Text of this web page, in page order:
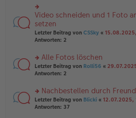
u
n
g
el
es
e
er
B
ei
tr
g
rs
te
r
u
n
el
es
e
B
ei
tr
Video schneiden und 1 Foto
setzen
Letzter Beitrag von CSSky «
Antworten: 2
rs
te
n
g
el
Alle Fotos löschen
Letzter Beitrag von Rolli56 «
Antworten: 2
rs
te
Nachbestellen durch
Letzter Beitrag von Blicki « 12.07.2025,
Antworten: 37